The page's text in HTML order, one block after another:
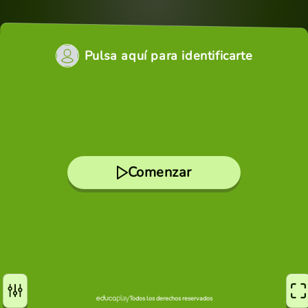
Pulsa aquí para identificarte
Comenzar
Todos los derechos reservados